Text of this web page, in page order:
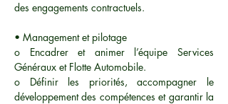
des engagements contractuels.
• Management et pilotage
o Encadrer et animer l’équipe Services
Généraux et Flotte Automobile.
o Définir les priorités, accompagner le
développement des compétences et garantir la